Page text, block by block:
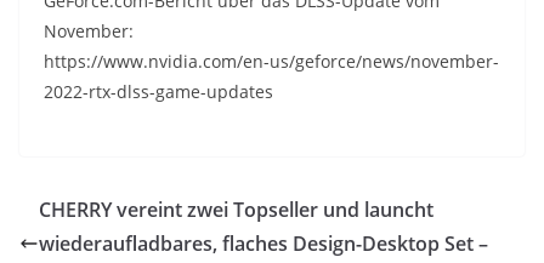
November:
https://www.nvidia.com/en-us/geforce/news/november-
2022-rtx-dlss-game-updates
CHERRY vereint zwei Topseller und launcht
wiederaufladbares, flaches Design-Desktop Set –